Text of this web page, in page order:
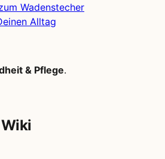
Wadenstecher
Alltag
& Pflege.